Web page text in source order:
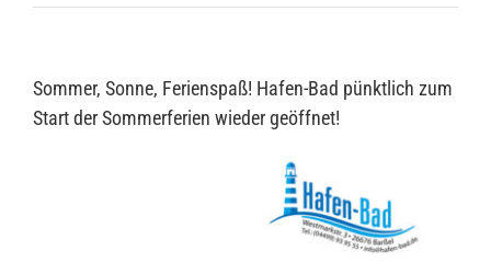
Sommer, Sonne, Ferienspaß! Hafen-Bad pünktlich zum
Start der Sommerferien wieder geöffnet!